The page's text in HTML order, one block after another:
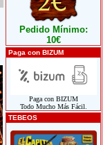
Pedido Mínimo:
10€
Paga con BIZUM
Paga con BIZUM
Todo Mucho Más Fácil.
TEBEOS